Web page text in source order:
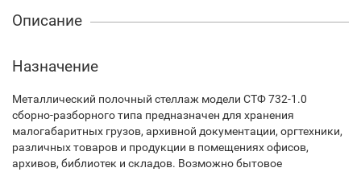
Описание
Назначение
Металлический полочный стеллаж модели СТФ 732-1.0
сборно-разборного типа предназначен для хранения
малогабаритных грузов, архивной документации, оргтехники,
различных товаров и продукции в помещениях офисов,
архивов, библиотек и складов. Возможно бытовое